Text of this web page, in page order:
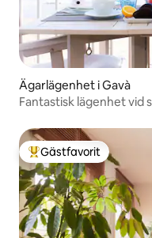
Ägarlägenhet i Gavà
Fantastisk lägenhet vid
Populär gästfavorit
Gästfavorit